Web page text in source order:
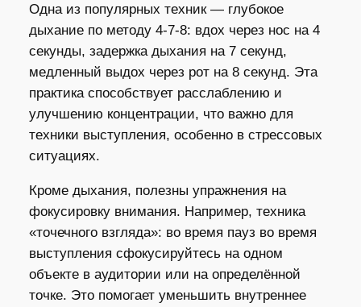
Одна из популярных техник — глубокое
дыхание по методу 4-7-8: вдох через нос на 4
секунды, задержка дыхания на 7 секунд,
медленный выдох через рот на 8 секунд. Эта
практика способствует расслаблению и
улучшению концентрации, что важно для
техники выступления, особенно в стрессовых
ситуациях.
Кроме дыхания, полезны упражнения на
фокусировку внимания. Например, техника
«точечного взгляда»: во время пауз во время
выступления сфокусируйтесь на одном
объекте в аудитории или на определённой
точке. Это помогает уменьшить внутреннее